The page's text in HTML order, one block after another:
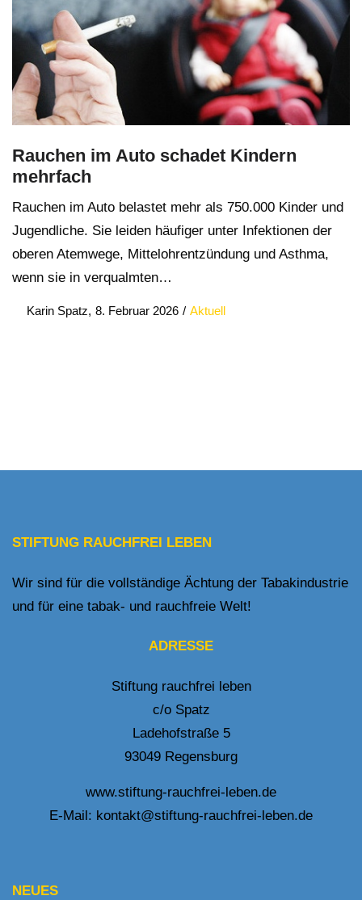
Rauchen im Auto schadet Kindern
mehrfach
Rauchen im Auto belastet mehr als 750.000 Kinder und
Jugendliche. Sie leiden häufiger unter Infektionen der
oberen Atemwege, Mittelohrentzündung und Asthma,
wenn sie in verqualmten…
Karin Spatz
Posted
8. Februar 2026
Posted
Aktuell
STIFTUNG RAUCHFREI LEBEN
Wir sind für die vollständige Ächtung der Tabakindustrie
und für eine tabak- und rauchfreie Welt!
ADRESSE
Stiftung rauchfrei leben
c/o Spatz
Ladehofstraße 5
93049 Regensburg
www.stiftung-rauchfrei-leben.de
E-Mail: kontakt@stiftung-rauchfrei-leben.de
NEUES